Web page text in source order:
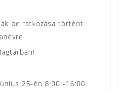
beiratkozása történt
25-én 8:00 -16:00